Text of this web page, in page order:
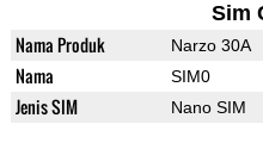
Sim
Nama Produk Narzo 30A
Nama SIM0
Jenis SIM Nano SIM